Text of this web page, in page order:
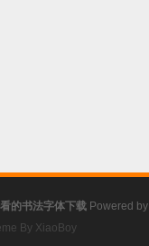
的书法字体下载 Powered by
By XiaoBoy